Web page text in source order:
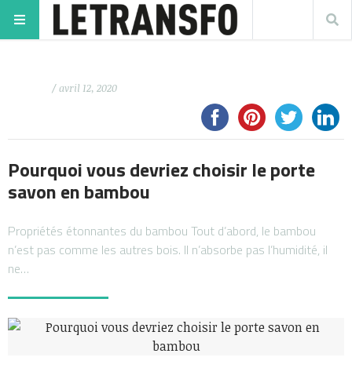
/ avril 12, 2020
Pourquoi vous devriez choisir le porte
savon en bambou
Propriétés étonnantes du bambou Tout d’abord, le bambou
n’est pas comme les autres bois. Il n’absorbe pas l’humidité, il
ne…